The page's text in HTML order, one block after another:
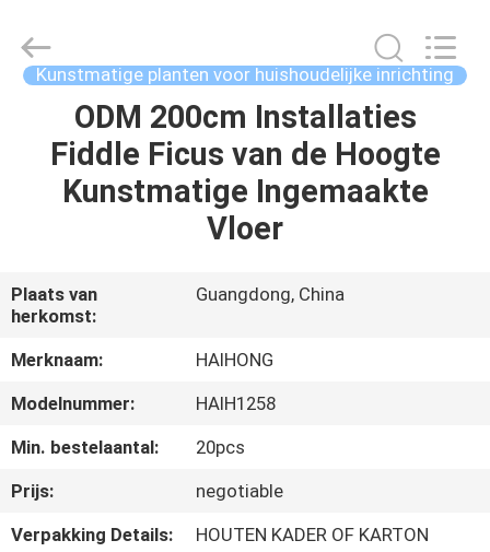
THUIS
PRODUCTEN
OVER
ONS
FABRIEKSTOCHT
KWALITEITSCONTROLE
Rights
Reserved.
Developed
Kunstmatige planten voor huishoudelijke inrichting
ODM 200cm Installaties
Fiddle Ficus van de Hoogte
Kunstmatige Ingemaakte
Vloer
Plaats van
herkomst:
Guangdong, China
Merknaam:
HAIHONG
Modelnummer:
HAIH1258
Min. bestelaantal:
20pcs
Prijs:
negotiable
Verpakking Details:
HOUTEN KADER OF KARTON